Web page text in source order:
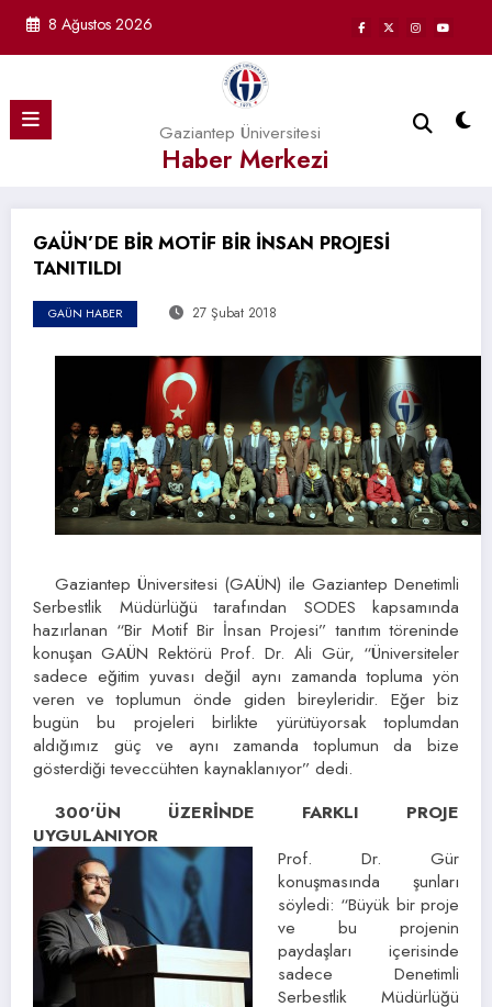
8 Ağustos 2026
Gaziantep Üniversitesi
Haber Merkezi
GAÜN’DE BİR MOTİF BİR İNSAN PROJESİ
TANITILDI
GAÜN HABER 27 Şubat 2018
Gaziantep Üniversitesi (GAÜN) ile Gaziantep Denetimli
Serbestlik Müdürlüğü tarafından SODES kapsamında
hazırlanan “Bir Motif Bir İnsan Projesi” tanıtım töreninde
konuşan GAÜN Rektörü Prof. Dr. Ali Gür, “Üniversiteler
sadece eğitim yuvası değil aynı zamanda topluma yön
veren ve toplumun önde giden bireyleridir. Eğer biz
bugün bu projeleri birlikte yürütüyorsak toplumdan
aldığımız güç ve aynı zamanda toplumun da bize
gösterdiği teveccühten kaynaklanıyor” dedi.
300’ÜN ÜZERİNDE FARKLI PROJE
UYGULANIYOR
Prof. Dr. Gür
konuşmasında şunları
söyledi: “Büyük bir proje
ve bu projenin
paydaşları içerisinde
sadece Denetimli
Serbestlik Müdürlüğü